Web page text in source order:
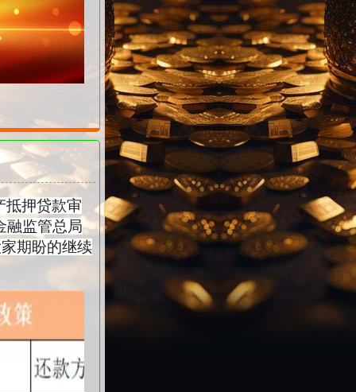
抵押贷款审
融监管总局
期盼的继续